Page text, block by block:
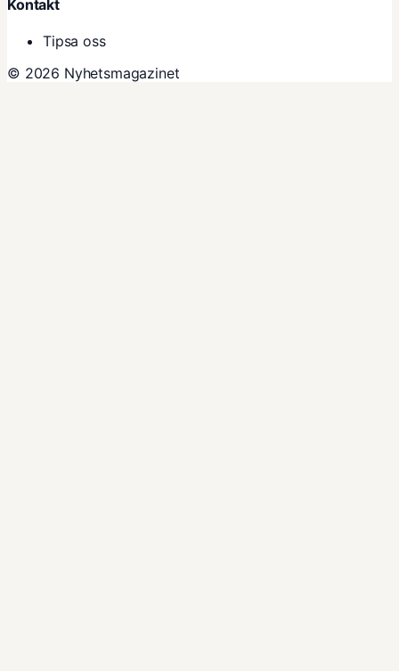
Kontakt
Tipsa oss
© 2026 Nyhetsmagazinet